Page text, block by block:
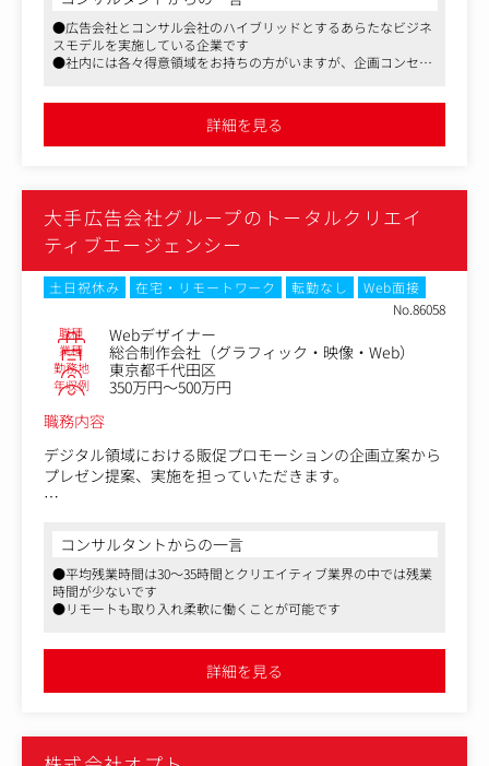
※経験により外部デザイナーへの指示・ディレクションな
ども担っていただきます。
代表は広告業界で常態化している長時間残業をなくすた
働き方にも柔軟な考えをお持ちの代表と一緒に過渡期であ
る同社に貢献していただける人材を求めています。
主にデジタル領域の案件が多くありますが、テレビCMの
案件などもあるので職域のみならずメディアの対応領域を
広げることもできるかと思います。
●広告会社とコンサル会社のハイブリッドとするあらたなビジネ
スモデルを実施している企業です
●社内には各々得意領域をお持ちの方がいますが、企画コンセプ
●自社サービスも始めており、徐々にこの割合を増やす予定です
詳細を見る
大手広告会社グループのトータルクリエイ
ティブエージェンシー
土日祝休み 在宅・リモートワーク 転勤なし
Web面接
No.86058
職種 Webデザイナー
業種 総合制作会社（グラフィック・映像・Web）
勤務地 東京都千代田区
年収例
350万円～500万円
職務内容
デジタル領域における販促プロモーションの企画立案から
プレゼン提案、実施を担っていただきます。
ク、Webサイト、CM、イベントなど様々な媒体に関わる
ことが可能です。
■Works：https://www.adex-dc.co.jp/works/index.html#
・クライアントへのヒアリング／打合せ
・各種プロモーションの企画・提案
コンサルタントからの一言
●平均残業時間は30～35時間とクリエイティブ業界の中では残業
時間が少ないです
●リモートも取り入れ柔軟に働くことが可能です
詳細を見る